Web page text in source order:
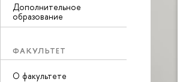
Дополнительное
образование
ФАКУЛЬТЕТ
О факультете